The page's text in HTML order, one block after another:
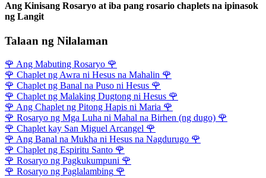
Ang Kinisang Rosaryo at iba pang rosario chaplets na ipinasok
ng Langit
Talaan ng Nilalaman
🌹 Ang Mabuting Rosaryo 🌹
🌹 Chaplet ng Awra ni Hesus na Mahalin 🌹
🌹 Chaplet ng Banal na Puso ni Hesus 🌹
🌹 Chaplet ng Malaking Dugtong ni Hesus 🌹
🌹 Ang Chaplet ng Pitong Hapis ni Maria 🌹
🌹 Rosaryo ng Mga Luha ni Mahal na Birhen (ng dugo) 🌹
🌹 Chaplet kay San Miguel Arcangel 🌹
🌹 Ang Banal na Mukha ni Hesus na Nagdurugo 🌹
🌹 Chaplet ng Espiritu Santo 🌹
🌹 Rosaryo ng Pagkukumpuni 🌹
🌹 Rosaryo ng Paglalambing 🌹